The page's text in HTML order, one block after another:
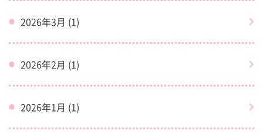
2026年3月 (1)
2026年2月 (1)
2026年1月 (1)